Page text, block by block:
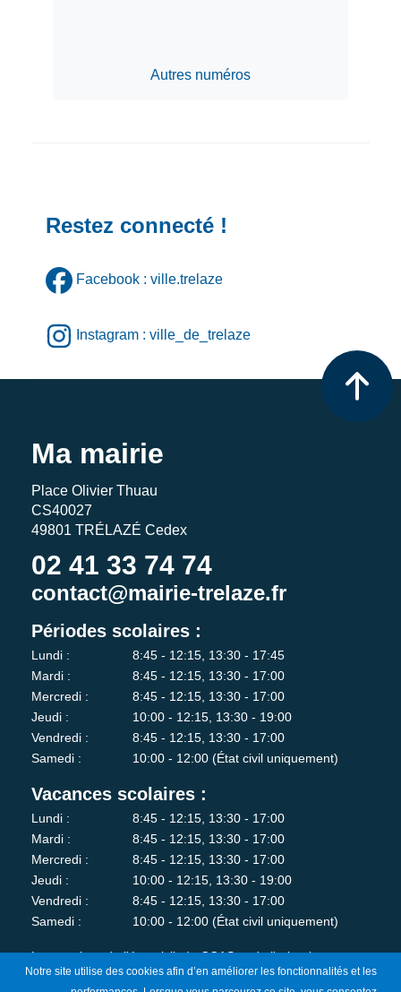
Autres numéros
Restez connecté !
Facebook : ville.trelaze
Instagram : ville_de_trelaze
Ma mairie
Place Olivier Thuau
CS40027
49801 TRÉLAZÉ Cedex
02 41 33 74 74
contact@mairie-trelaze.fr
Périodes scolaires :
Lundi :
8:45 - 12:15, 13:30 - 17:45
Mardi :
8:45 - 12:15, 13:30 - 17:00
Mercredi :
8:45 - 12:15, 13:30 - 17:00
Jeudi :
10:00 - 12:15, 13:30 - 19:00
Vendredi :
8:45 - 12:15, 13:30 - 17:00
Samedi :
10:00 - 12:00 (État civil uniquement)
Vacances scolaires :
Lundi :
8:45 - 12:15, 13:30 - 17:00
Mardi :
8:45 - 12:15, 13:30 - 17:00
Mercredi :
8:45 - 12:15, 13:30 - 17:00
Jeudi :
10:00 - 12:15, 13:30 - 19:00
Vendredi :
8:45 - 12:15, 13:30 - 17:00
Samedi :
10:00 - 12:00 (État civil uniquement)
Les services de l'état-civil, du CCAS et de l'urbanisme sont
fermés au public le lundi matin.
Notre site utilise des cookies afin d’en améliorer les fonctionnalités et les